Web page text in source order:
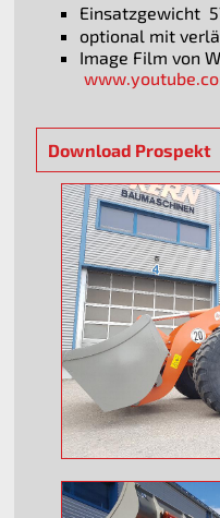
Einsatzgewicht
optional mit
Image Film von
Download Prospekt